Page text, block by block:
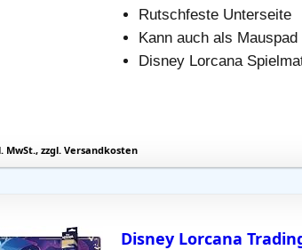
Rutschfeste Unterseite
Kann auch als
Disney Lorcana
MwSt., zzgl. Versandkosten
Disney Lorcana